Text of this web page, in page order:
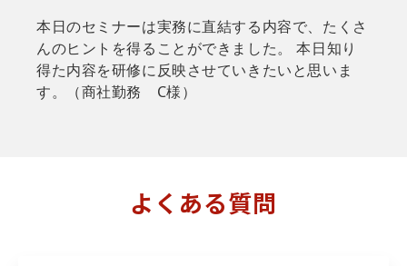
本日のセミナーは実務に直結する内容で、たくさ
んのヒントを得ることができました。 本日知り
得た内容を研修に反映させていきたいと思いま
す。（商社勤務 C様）
よくある質問